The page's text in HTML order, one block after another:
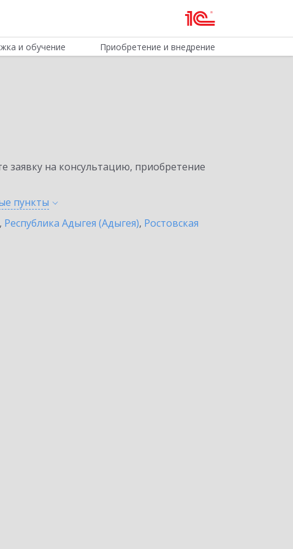
и обучение Приобретение и внедрение
заявку на консультацию, приобретение
пункты
, Республика Адыгея (Адыгея), Ростовская